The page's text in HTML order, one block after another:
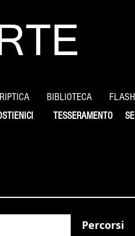
BIBLIOTECA
TESSERAMENTO
Percorsi